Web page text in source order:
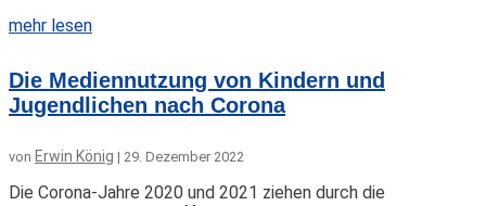
mehr lesen
Die Mediennutzung von Kindern und
Jugendlichen nach Corona
von Erwin König | 29. Dezember 2022
Die Corona-Jahre 2020 und 2021 ziehen durch die